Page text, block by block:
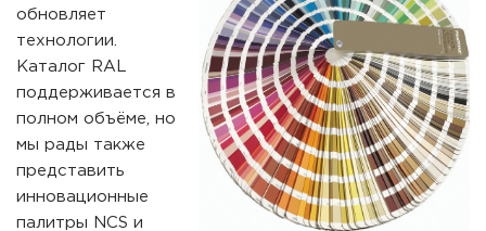
обновляет
технологии.
Каталог RAL
поддерживается в
полном объёме, но
мы рады также
представить
инновационные
палитры NCS и